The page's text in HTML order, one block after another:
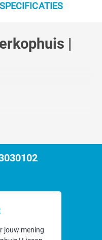
SPECIFICATIES
|
jouw mening